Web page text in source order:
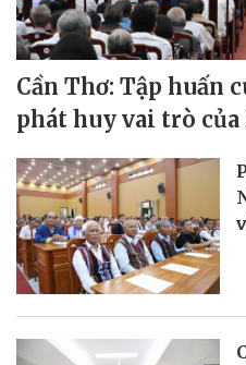
Cần Thơ: Tập huấn
phát huy vai trò